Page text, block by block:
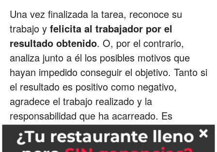
Una vez finalizada la tarea, reconoce su
trabajo y felicita al trabajador por el
resultado obtenido. O, por el contrario,
analiza junto a él los posibles motivos que
hayan impedido conseguir el objetivo. Tanto si
el resultado es positivo como negativo,
agradece el trabajo realizado y la
responsabilidad que ha acarreado. Es
importante conceder el mérito a la persona
que ha realizado la tarea.